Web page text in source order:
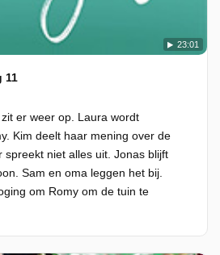
23:01
11
er weer op. Laura wordt
Kim deelt haar mening over de
spreekt niet alles uit. Jonas blijft
Sam en oma leggen het bij.
om Romy om de tuin te